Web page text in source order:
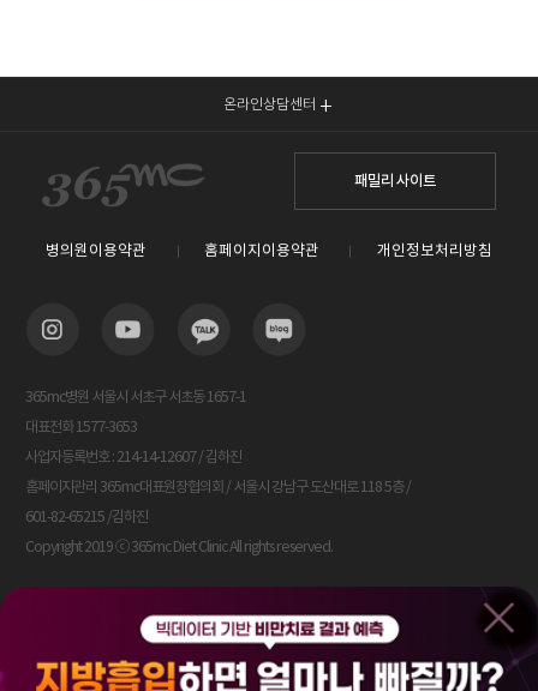
온라인상담센터
패밀리 사이트
병의원이용약관 홈페이지이용약관 개인정보처리방침
365mc병원 서울시 서초구 서초동 1657-1
대표전화 1577-3653
사업자등록번호 : 214-14-12607 / 김하진
홈페이지관리 365mc대표원장협의회 / 서울시 강남구 도산대로 118 5층 /
601-82-65215 /김하진
Copyright 2019 ⓒ 365mc Diet Clinic All rights reserved.